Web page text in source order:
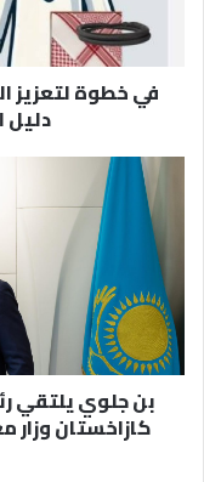
الزي
المدرسي
الموحّد
في خطوة لتعزيز
دليل
جلوي
يلتقي
رئيس
اللجنة
البارالمبية
الدولية
في
كازاخستان
معسكر
بن جلوي يلتقي
كازاخستان